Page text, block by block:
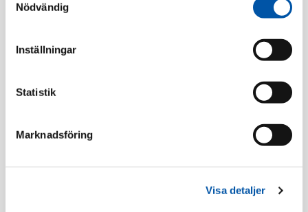
Nödvändig
Inställningar
Statistik
Marknadsföring
Visa detaljer